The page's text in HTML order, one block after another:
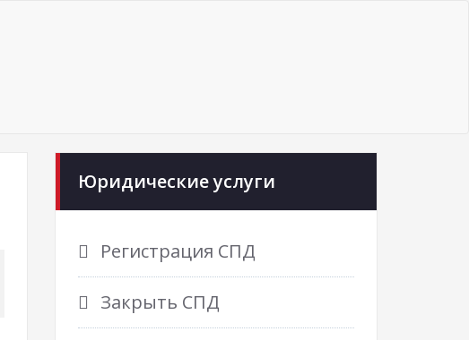
Юридические услуги
Регистрация СПД
Закрыть СПД